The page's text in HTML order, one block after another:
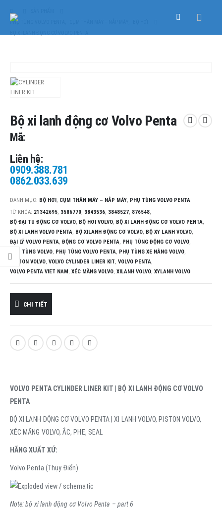
PHỤ TÙNG VOLVO PENTA
Bộ xi lanh động cơ Volvo Penta
Mã:
Liên hệ:
0909.388.781
0862.033.639
DANH MỤC: BỘ HƠI, CỤM THÂN MÁY – NẮP MÁY, PHỤ TÙNG VOLVO PENTA
TỪ KHÓA: 21342695 3586770 3843536 3848527 876548
BỘ ĐẠI TU ĐỘNG CƠ VOLVO BỘ HƠI VOLVO BỘ XI LANH ĐỘNG CƠ VOLVO PENTA
BỘ XI LANH VOLVO PENTA
BỘ XILANH ĐỘNG CƠ VOLVO BỘ XY LANH VOLVO
ĐẠI LÝ VOLVO PENTA ĐỘNG CƠ VOLVO PENTA PHỤ TÙNG ĐỘNG CƠ VOLVO
PHỤ TÙNG VOLVO PHỤ TÙNG VOLVO PENTA PHỤ TÙNG XE NÂNG VOLVO
PISTON VOLVO VOLVO CYLINDER LINER KIT VOLVO PENTA
VOLVO PENTA VIET NAM XÉC MĂNG VOLVO XILANH VOLVO XYLANH VOLVO
CHI TIẾT
VOLVO PENTA CYLINDER LINER KIT | BỘ XI LANH ĐỘNG CƠ VOLVO
PENTA
BỘ XI LANH ĐỘNG CƠ VOLVO PENTA | XI LANH VOLVO, PISTON VOLVO,
XÉC MĂNG VOLVO, ẮC, PHE, SEAL
HÃNG XUẤT XỨ:
Volvo Penta (Thụy Điển)
Note: bộ xi lanh động cơ Volvo Penta – part 6